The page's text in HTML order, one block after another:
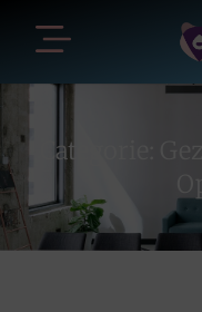
Categorie: